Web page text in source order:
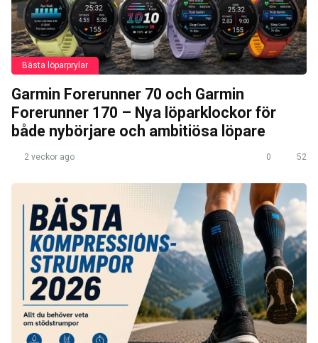
Bästa löparprylar
Garmin Forerunner 70 och Garmin
Forerunner 170 – Nya löparklockor för
både nybörjare och ambitiösa löpare
2 veckor ago 0 52